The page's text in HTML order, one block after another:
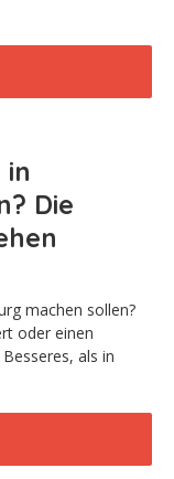
in
Die
machen sollen?
oder einen
als in